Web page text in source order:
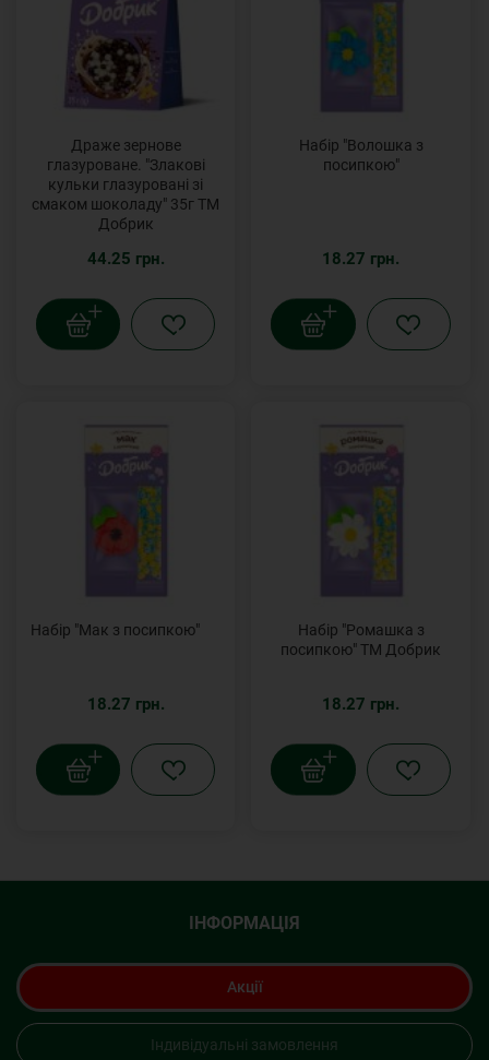
Драже зернове
глазуроване. "Злакові
кульки глазуровані зі
смаком шоколаду" 35г ТМ
Добрик
44.25 грн.
Набір "Волошка з
посипкою"
18.27 грн.
Набір "Мак з посипкою"
18.27 грн.
Набір "Ромашка з
посипкою" ТМ Добрик
18.27 грн.
ІНФОРМАЦІЯ
Акції
Індивідуальні замовлення